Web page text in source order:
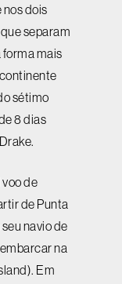
nos dois
separam
forma mais
sétimo
8 dias
de
de Punta
navio de
na
Em